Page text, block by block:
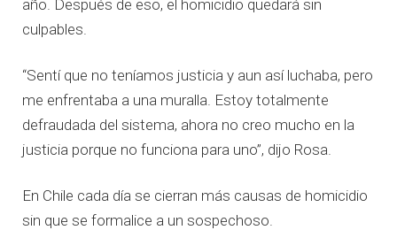
año. Después de eso, el homicidio quedará sin
culpables.
“Sentí que no teníamos justicia y aun así luchaba, pero
me enfrentaba a una muralla. Estoy totalmente
defraudada del sistema, ahora no creo mucho en la
justicia porque no funciona para uno”, dijo Rosa.
En Chile cada día se cierran más causas de homicidio
sin que se formalice a un sospechoso.